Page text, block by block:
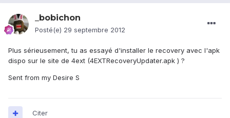
_bobichon
Posté(e) 29 septembre 2012
Plus sérieusement, tu as essayé d'installer le recovery avec l'apk
dispo sur le site de 4ext (4EXTRecoveryUpdater.apk ) ?
Sent from my Desire S
Citer